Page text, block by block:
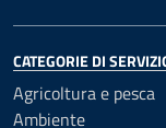
CATEGORIE DI
Agricoltura e pesca
Ambiente